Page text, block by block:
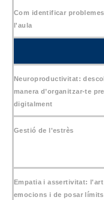
Com identificar
l'aula
Neuroproductivitat:
manera d’organitzar-te
digitalment
Gestió de l'estrès
Empatia i assertivitat:
emocions i de posar límits